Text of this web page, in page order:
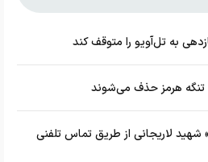
به تل‌آویو را متوقف کند
تنگه هرمز حذف می‌شوند
شهید لاریجانی از طریق تماس تلفنی